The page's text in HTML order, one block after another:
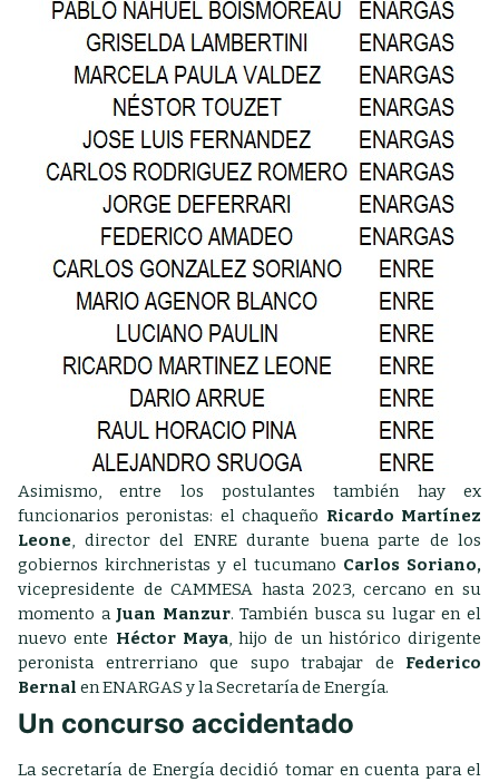
Asimismo, entre los postulantes también hay ex
funcionarios peronistas: el chaqueño Ricardo Martínez
Leone, director del ENRE durante buena parte de los
gobiernos kirchneristas y el tucumano Carlos Soriano,
vicepresidente de CAMMESA hasta 2023, cercano en su
momento aJuan Manzur. También busca su lugar en el
nuevo ente Héctor Maya, hijo de un histórico dirigente
peronista entrerriano que supo trabajar de Federico
Bernal en ENARGAS y la Secretaría de Energía.
Un concurso accidentado
La secretaría de Energía decidió tomar en cuenta para el